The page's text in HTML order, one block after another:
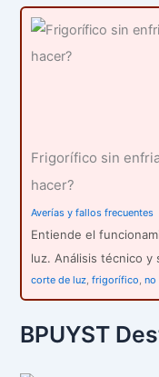
Frigorífico sin
hacer?
Averías y fallos frecuentes
Entiende el
luz. Análisis técnico y
corte de luz,frigorífico,no
BPUYST